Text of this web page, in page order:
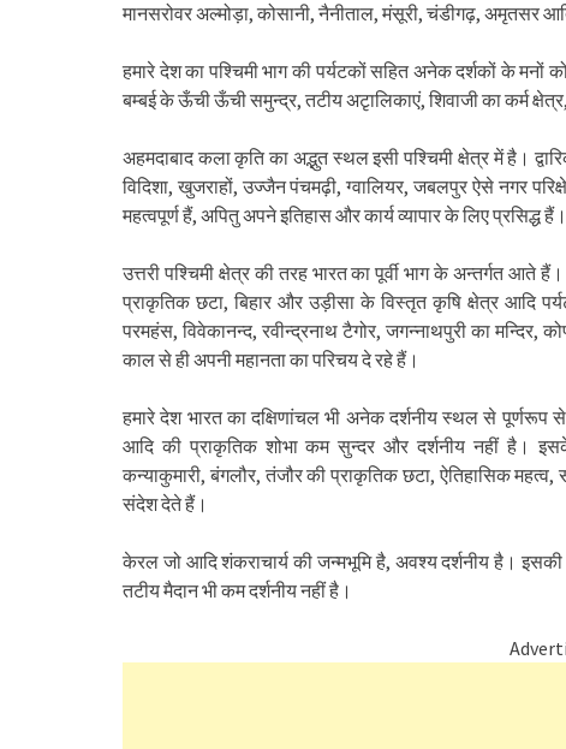
मानसरोवर अल्मोड़ा, कोसानी, नैनीताल, मंसूरी, चंडीगढ़, अमृतसर
हमारे देश का पश्चिमी भाग की पर्यटकों सहित अनेक दर्शकों के
बम्बई के ऊँची ऊँची समुन्द्र, तटीय अटृालिकाएं, शिवाजी का कर्म
अहमदाबाद कला कृति का अद्भुत स्थल इसी पश्चिमी क्षेत्र में है।
विदिशा, खुजराहों, उज्जैन पंचमढ़ी, ग्वालियर, जबलपुर ऐसे नगर
महत्वपूर्ण हैं, अपितु अपने इतिहास और कार्य व्यापार के लिए प्रसिद्ध हैं।
उत्तरी पश्चिमी क्षेत्र की तरह भारत का पूर्वी भाग के अन्तर्गत
प्राकृतिक छटा, बिहार और उड़ीसा के विस्तृत कृषि क्षेत्र आदि
परमहंस, विवेकानन्द, रवीन्द्रनाथ टैगोर, जगन्नाथपुरी का मन्दिर,
काल से ही अपनी महानता का परिचय दे रहे हैं।
हमारे देश भारत का दक्षिणांचल भी अनेक दर्शनीय स्थल से
आदि की प्राकृतिक शोभा कम सुन्दर और दर्शनीय नहीं है। इसके
कन्याकुमारी, बंगलौर, तंजौर की प्राकृतिक छटा, ऐतिहासिक महत्व,
संदेश देते हैं।
केरल जो आदि शंकराचार्य की जन्मभूमि है, अवश्य दर्शनीय है। इसकी
तटीय मैदान भी कम दर्शनीय नहीं है।